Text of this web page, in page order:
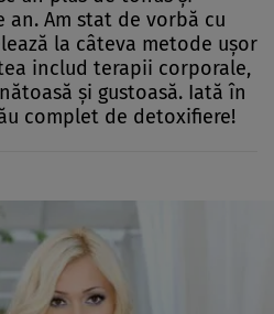
Am stat de vorbă cu
la câteva metode uşor
includ terapii corporale,
şi gustoasă. Iată în
complet de detoxifiere!